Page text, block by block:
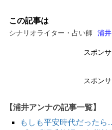
この記事は
シナリオライター・占い師 浦
スポン
スポン
【浦井アンナの記事一覧】
もしも平安時代だった